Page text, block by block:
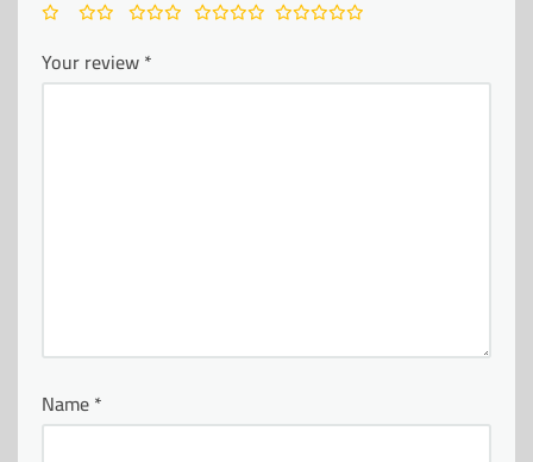
Your review*
Name*